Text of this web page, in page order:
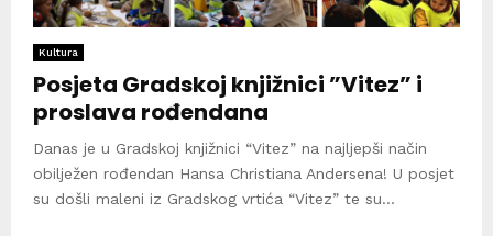
Kultura
Posjeta Gradskoj knjižnici ”Vitez” i
proslava rođendana
Danas je u Gradskoj knjižnici “Vitez” na najljepši način
obilježen rođendan Hansa Christiana Andersena! U posjet
su došli maleni iz Gradskog vrtića “Vitez” te su...